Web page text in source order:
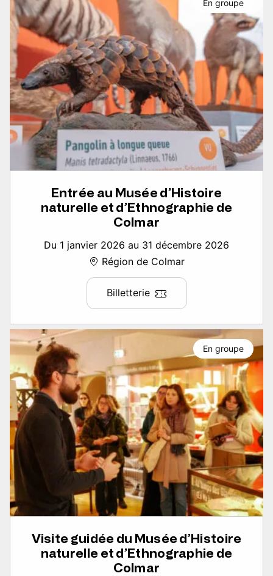
Entrée au Musée d’Histoire
naturelle et d’Ethnographie de
Colmar
Du 1 janvier 2026 au 31 décembre 2026
Région de Colmar
Billetterie
En groupe
Visite guidée du Musée d’Histoire
naturelle et d’Ethnographie de
Colmar
En groupe